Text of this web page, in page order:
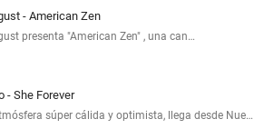
- American Zen
presenta "American Zen" , una can…
- She Forever
súper cálida y optimista, llega desde Nue…